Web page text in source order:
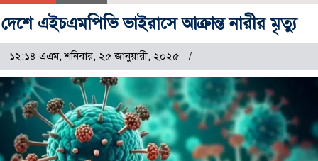
দেশে এইচএমপিভি ভাইরাসে আক্রান্ত নারীর মৃত্যু
১২:১৪ এএম, শনিবার, ২৫ জানুয়ারী, ২০২৫